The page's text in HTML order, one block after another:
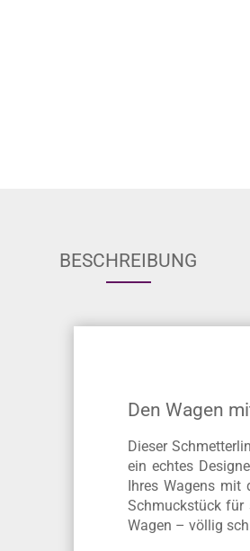
BESCHREIBUNG
Den Wagen
Dieser
ein echtes
Ihres Wagens mit
Schmuckstück für
Wagen – völlig